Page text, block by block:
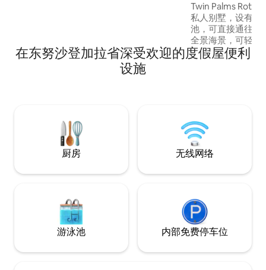
Twin Palms Rote
私人别墅，设有三
池，可直接通往原
全景海景，可轻
地理位置优越，靠
Besialu（T-Land
在东努沙登加拉省深受欢迎的度假屋便利
设施
厨房 无线网络
游泳池 内部免费停车位